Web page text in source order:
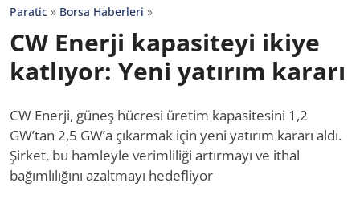
Paratic » Borsa Haberleri »
CW Enerji kapasiteyi ikiye
katlıyor: Yeni yatırım kararı
CW Enerji, güneş hücresi üretim kapasitesini 1,2
GW’tan 2,5 GW’a çıkarmak için yeni yatırım kararı aldı.
Şirket, bu hamleyle verimliliği artırmayı ve ithal
bağımlılığını azaltmayı hedefliyor